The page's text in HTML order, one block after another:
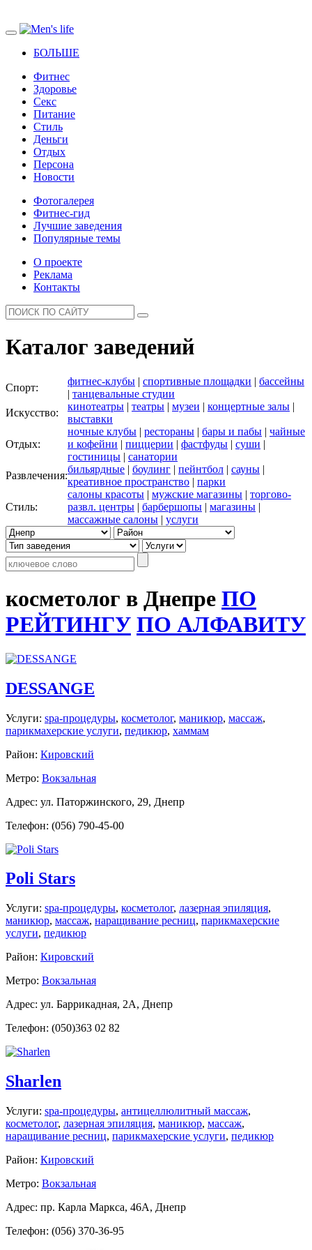
БОЛЬШЕ
Фитнес
Здоровье
Секс
Питание
Стиль
Деньги
Отдых
Персона
Новости
Фотогалерея
Фитнес-гид
Лучшие заведения
Популярные темы
О проекте
Реклама
Контакты
Каталог заведений
Спорт:
фитнес-клубы | спортивные площадки | бассейны
| танцевальные студии
Искусство:
кинотеатры | театры | музеи | концертные залы |
выставки
Отдых:
ночные клубы | рестораны | бары и пабы | чайные
и кофейни | пиццерии | фастфуды | суши |
гостиницы | санатории
Развлечения:
бильярдные | боулинг | пейнтбол | сауны |
креативное пространство | парки
Стиль:
салоны красоты | мужские магазины | торгово-
развл. центры | барбершопы | магазины |
массажные салоны | услуги
косметолог в Днепре ПО
РЕЙТИНГУ ПО АЛФАВИТУ
DESSANGE
Услуги: spa-процедуры, косметолог, маникюр, массаж,
парикмахерские услуги, педикюр, хаммам
Район: Кировский
Метро: Вокзальная
Адрес: ул. Паторжинского, 29, Днепр
Телефон: (056) 790-45-00
Poli Stars
Услуги: spa-процедуры, косметолог, лазерная эпиляция,
маникюр, массаж, наращивание ресниц, парикмахерские
услуги, педикюр
Район: Кировский
Метро: Вокзальная
Адрес: ул. Баррикадная, 2А, Днепр
Телефон: (050)363 02 82
Sharlen
Услуги: spa-процедуры, антицеллюлитный массаж,
косметолог, лазерная эпиляция, маникюр, массаж,
наращивание ресниц, парикмахерские услуги, педикюр
Район: Кировский
Метро: Вокзальная
Адрес: пр. Карла Маркса, 46А, Днепр
Телефон: (056) 370-36-95